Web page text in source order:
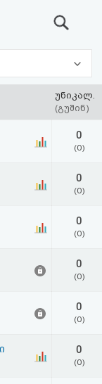
უნიკალ.
(გუშინ)
0
(0)
0
(0)
0
(0)
0
(0)
0
(0)
0
(0)